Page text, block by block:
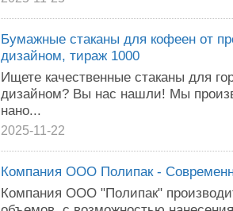
Бумажные стаканы для кофеен от
дизайном, тираж 1000
Ищете качественные стаканы для
дизайном? Вы нас нашли! Мы
нано...
2025-11-22
Компания ООО Полипак -
Компания ООО "Полипак"